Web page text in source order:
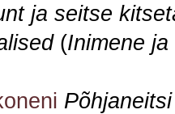
ja seitse
(Inimene ja
Põhjaneitsi